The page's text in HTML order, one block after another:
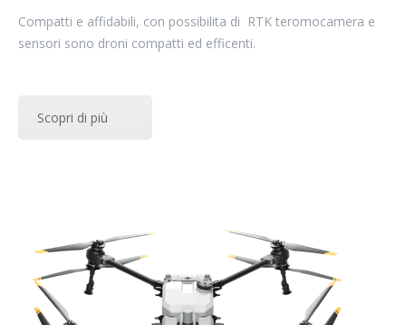
Compatti e affidabili, con possibilita di RTK teromocamera e
sensori sono droni compatti ed efficenti.
Scopri di più